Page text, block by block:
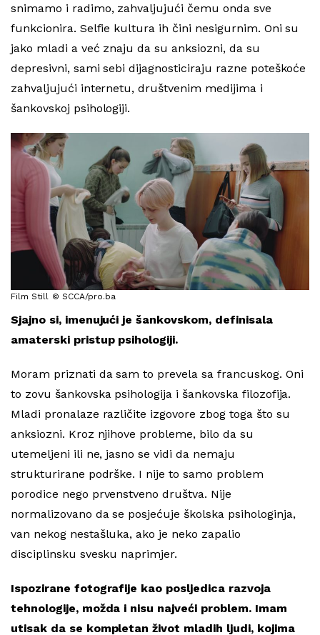
snimamo i radimo, zahvaljujući čemu onda sve
funkcionira. Selfie kultura ih čini nesigurnim. Oni su
jako mladi a već znaju da su anksiozni, da su
depresivni, sami sebi dijagnosticiraju razne poteškoće
zahvaljujući internetu, društvenim medijima i
šankovskoj psihologiji.
Film Still © SCCA/pro.ba
Sjajno si, imenujući je šankovskom, definisala
amaterski pristup psihologiji.
Moram priznati da sam to prevela sa francuskog. Oni
to zovu šankovska psihologija i šankovska filozofija.
Mladi pronalaze različite izgovore zbog toga što su
anksiozni. Kroz njihove probleme, bilo da su
utemeljeni ili ne, jasno se vidi da nemaju
strukturirane podrške. I nije to samo problem
porodice nego prvenstveno društva. Nije
normalizovano da se posjećuje školska psihologinja,
van nekog nestašluka, ako je neko zapalio
disciplinsku svesku naprimjer.
Ispozirane fotografije kao posljedica razvoja
tehnologije, možda i nisu najveći problem. Imam
utisak da se kompletan život mladih ljudi, kojima